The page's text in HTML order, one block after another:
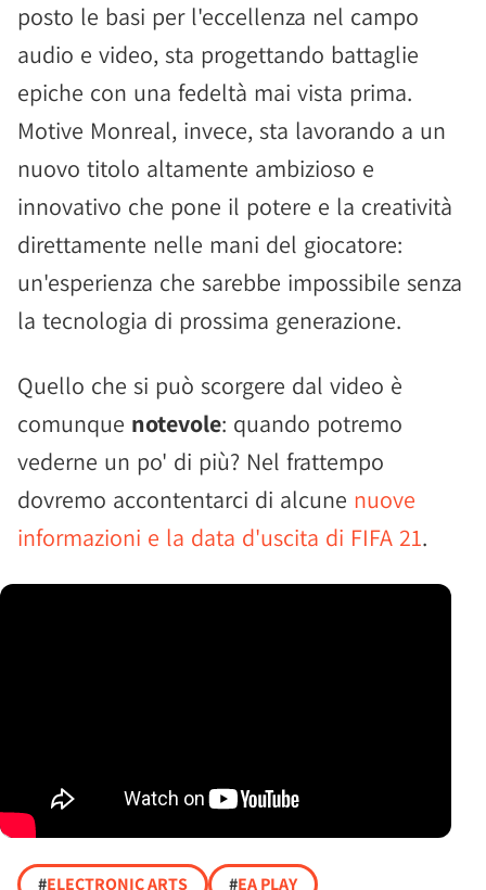
posto le basi per l'eccellenza nel campo
audio e video, sta progettando battaglie
epiche con una fedeltà mai vista prima.
Motive Monreal, invece, sta lavorando a un
nuovo titolo altamente ambizioso e
innovativo che pone il potere e la creatività
direttamente nelle mani del giocatore:
un'esperienza che sarebbe impossibile senza
la tecnologia di prossima generazione.
Quello che si può scorgere dal video è
comunque notevole: quando potremo
vederne un po' di più? Nel frattempo
dovremo accontentarci di alcune nuove
informazioni e la data d'uscita di FIFA 21.
#ELECTRONIC ARTS #EA PLAY